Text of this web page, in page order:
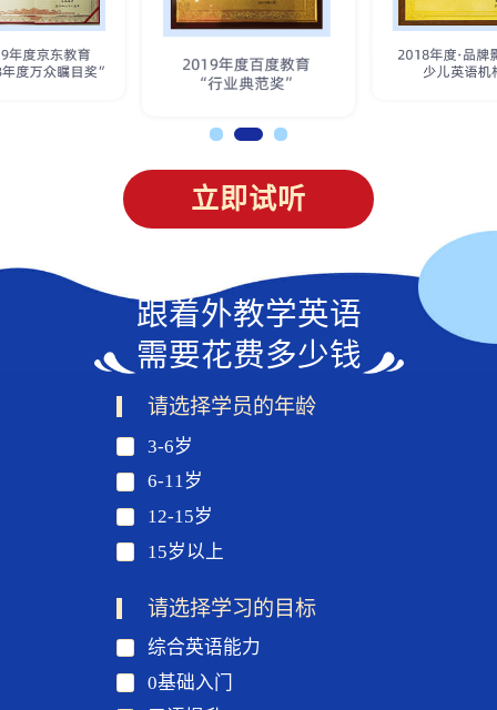
立即试听
跟着外教学英语
需要花费多少钱
请选择学员的年龄
3-6岁
6-11岁
12-15岁
15岁以上
请选择学习的目标
综合英语能力
0基础入门